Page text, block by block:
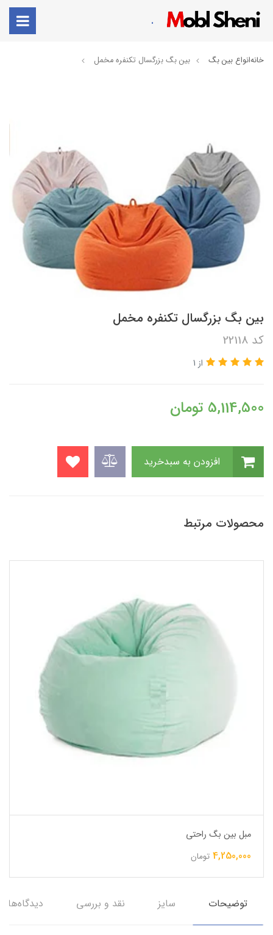
.
خانهانواع بین بگ بین بگ بزرگسال تکنفره مخمل
بین بگ بزرگسال تکنفره مخمل
کد 22118
از 1
5,114,500 تومان
محصولات مرتبط
مبل بین بگ راحتی
4,250,000 تومان
توضیحات سایز نقد و بررسی دیدگاه‌ها